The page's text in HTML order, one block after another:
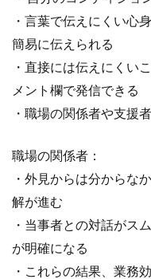
・言葉で伝えにくい心
簡易に伝えられる
・直接には伝えにくい
メント欄で発信できる
・職場の関係者や支援
職場の関係者：
・外見からは分からな
解が進む
・当事者との対話がス
が明確になる
・これらの結果、業務